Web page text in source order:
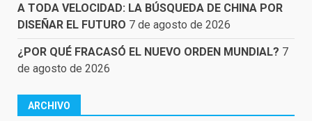
A TODA VELOCIDAD: LA BÚSQUEDA DE CHINA POR
DISEÑAR EL FUTURO 7 de agosto de 2026
¿POR QUÉ FRACASÓ EL NUEVO ORDEN MUNDIAL? 7
de agosto de 2026
ARCHIVO